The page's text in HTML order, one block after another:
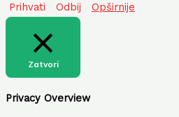
Prihvati
Odbij Opširnije
Zatvori
Privacy Overview